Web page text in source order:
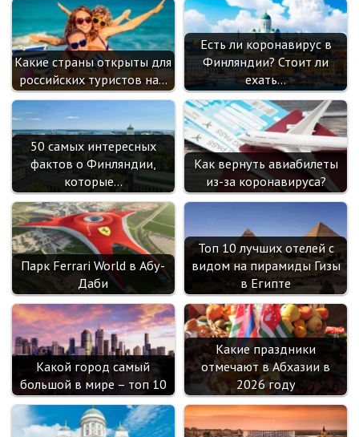
Какие страны открыты для
российских туристов на…
Есть ли коронавирус в
Финляндии? Стоит ли
ехать…
50 самых интересных
фактов о Финляндии,
которые…
Как вернуть авиабилеты
из-за коронавируса?
Парк Ferrari World в Абу-
Даби
Топ 10 лучших отелей с
видом на пирамиды Гизы
в Египте
Какой город самый
большой в мире – топ 10
Какие праздники
отмечают в Абхазии в
2026 году